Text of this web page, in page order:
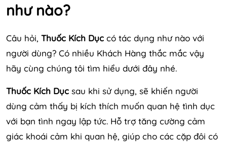
như nào?
Câu hỏi, Thuốc Kích Dục có tác dụng như nào với
người dùng? Có nhiều Khách Hàng thắc mắc vậy
hãy cùng chúng tôi tìm hiểu dưới đây nhé.
Thuốc Kích Dục sau khi sử dụng, sẽ khiến người
dùng cảm thấy bị kích thích muốn quan hệ tình dục
với bạn tình ngay lập tức. Hỗ trợ tăng cường cảm
giác khoái cảm khi quan hệ, giúp cho các cặp đôi có